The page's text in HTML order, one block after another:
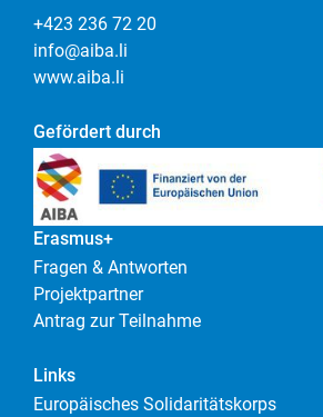
+423 236 72 20
info@aiba.li
www.aiba.li
Gefördert durch
Erasmus+
Fragen & Antworten
Projektpartner
Antrag zur Teilnahme
Links
Europäisches Solidaritätskorps